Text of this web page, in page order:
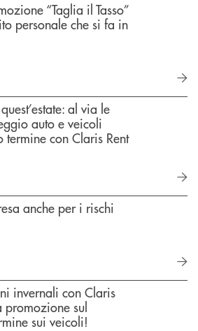
“Taglia il Tasso”
personale che si fa in
al via le
auto e veicoli
con Claris Rent
anche per i rischi
invernali con Claris
promozione sul
sui veicoli!